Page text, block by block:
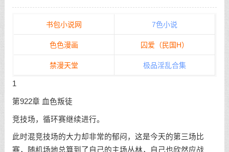
书包小说网 7色小说
色色漫画 囚爱（民国H）
禁漫天堂 极品淫乱合集
1
第922章 血色叛徒
竞技场，循环赛继续进行。
此时混竞技场的大力却非常的郁闷，这是今天的第三场比
赛，随机场地总算到了自己的主场丛林，自己也欣然应战